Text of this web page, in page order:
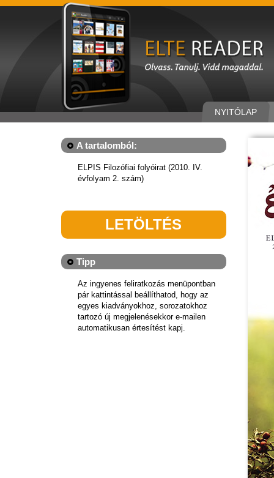
NYITÓLAP
A tartalomból:
ELPIS Filozófiai folyóirat (2010. IV.
évfolyam 2. szám)
LETÖLTÉS
Tipp
Az ingyenes feliratkozás menüpontban
pár kattintással beállíthatod, hogy az
egyes kiadványokhoz, sorozatokhoz
tartozó új megjelenésekkor e-mailen
automatikusan értesítést kapj.